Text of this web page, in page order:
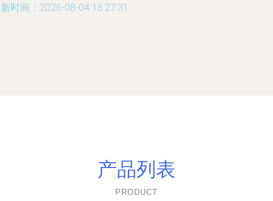
时间：2026-08-04 16:27:31
产品列表
PRODUCT